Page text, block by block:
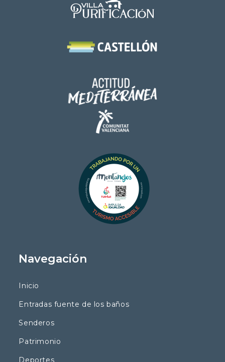
Navegación
Inicio
Entradas fuente de los baños
Senderos
Patrimonio
Deportes